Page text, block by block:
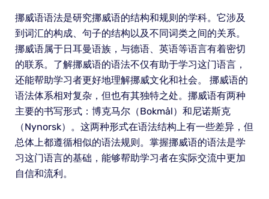
挪威语语法是研究挪威语的结构和规则的学科。它涉及
到词汇的构成、句子的结构以及不同词类之间的关系。
挪威语属于日耳曼语族，与德语、英语等语言有着密切
的联系。了解挪威语的语法不仅有助于学习这门语言，
还能帮助学习者更好地理解挪威文化和社会。 挪威语的
语法体系相对复杂，但也有其独特之处。挪威语有两种
主要的书写形式：博克马尔（Bokmål）和尼诺斯克
（Nynorsk）。这两种形式在语法结构上有一些差异，但
总体上都遵循相似的语法规则。掌握挪威语的语法是学
习这门语言的基础，能够帮助学习者在实际交流中更加
自信和流利。